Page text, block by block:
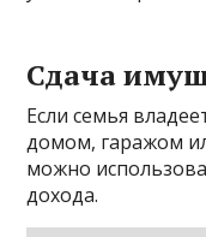
Сдача
Если семья
домом, гаражом
можно
дохода.